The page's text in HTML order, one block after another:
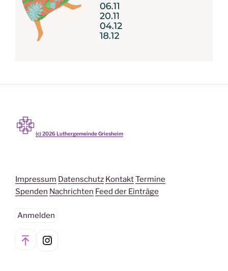
(c)2026Luthergemeinde Griesheim
Impressum Datenschutz KontaktTermine
Spenden Nachrichten Feed der Einträge
Anmelden